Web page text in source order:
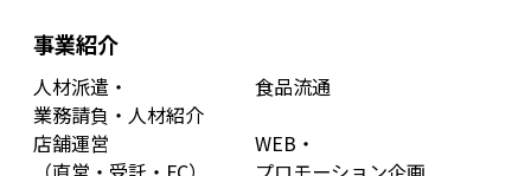
事業紹介
人材派遣・
業務請負・人材紹介
食品流通
店舗運営
WEB・